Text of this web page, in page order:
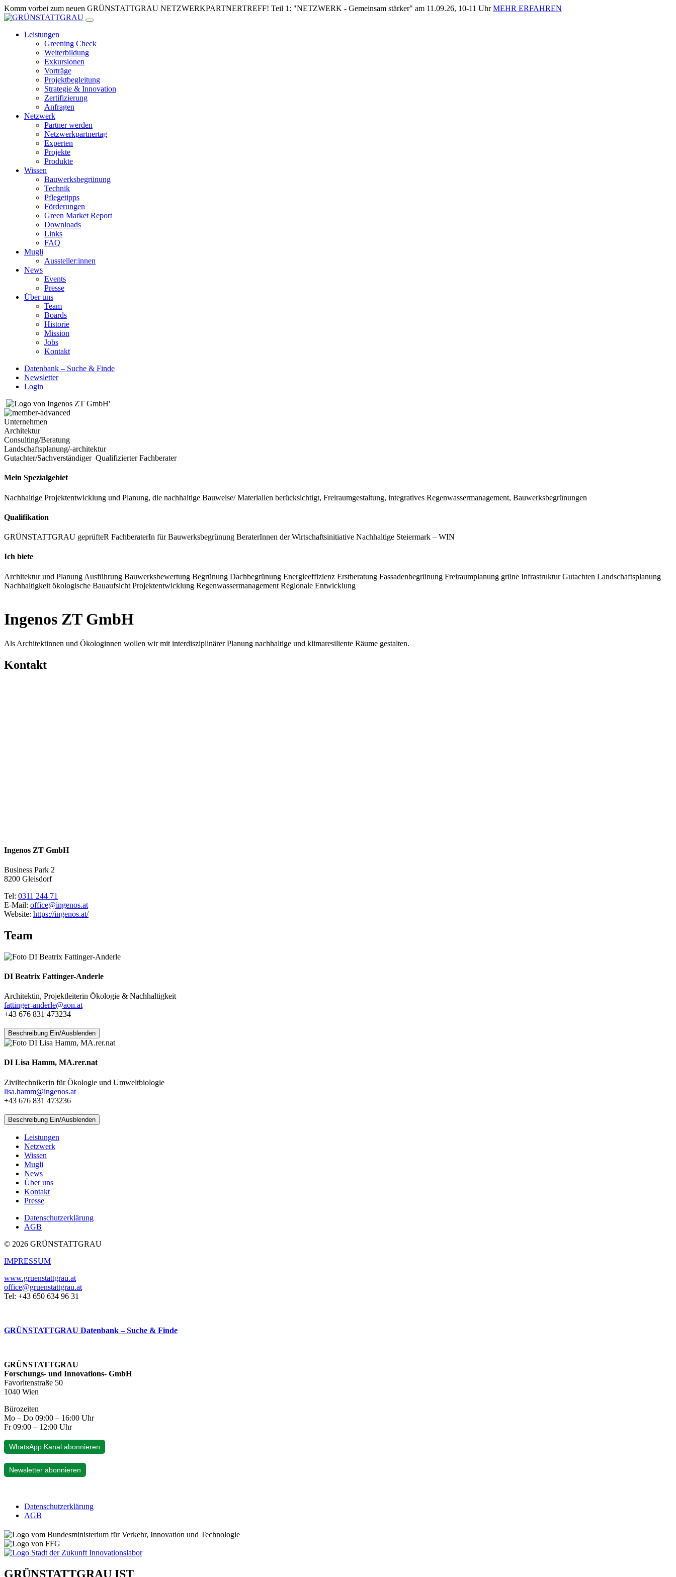
Zum
Inhalt
Komm vorbei zum neuen GRÜNSTATTGRAU NETZWERKPARTNERTREFF! Teil 1: "NETZWERK - Gemeinsam stärker" am 11.09.26, 10-11 UhrMEHR ERFAHREN
Leistungen
Greening Check
Weiterbildung
Exkursionen
Vorträge
Projektbegleitung
Strategie & Innovation
Zertifizierung
Anfragen
Netzwerk
Partner werden
Netzwerkpartnertag
Experten
Projekte
Produkte
Wissen
Bauwerksbegrünung
Technik
Pflegetipps
Förderungen
Green Market Report
Downloads
Links
FAQ
Mugli
Aussteller:innen
News
Events
Presse
Über uns
Team
Boards
Historie
Mission
Jobs
Kontakt
Datenbank – Suche & Finde
Newsletter
Login
Unternehmen
Architektur
Consulting/Beratung
Landschaftsplanung/-architektur
Gutachter/Sachverständiger Qualifizierter Fachberater
Mein Spezialgebiet
Nachhaltige Projektentwicklung und Planung, die nachhaltige Bauweise/ Materialien berücksichtigt, Freiraumgestaltung, integratives Regenwassermanagement, Bauwerksbegrünungen
Qualifikation
GRÜNSTATTGRAU geprüfteR FachberaterIn für Bauwerksbegrünung BeraterInnen der Wirtschaftsinitiative Nachhaltige Steiermark – WIN
Ich biete
Architektur und Planung Ausführung Bauwerksbewertung Begrünung Dachbegrünung Energieeffizienz Erstberatung Fassadenbegrünung Freiraumplanung grüne Infrastruktur Gutachten Landschaftsplanung
Nachhaltigkeit ökologische Bauaufsicht Projektentwicklung Regenwassermanagement Regionale Entwicklung
Ingenos ZT GmbH
Als Architektinnen und Ökologinnen wollen wir mit interdisziplinärer Planung nachhaltige und klimaresiliente Räume gestalten.
Kontakt
Ingenos ZT GmbH
Business Park 2
8200 Gleisdorf
Tel: 0311 244 71
E-Mail: office@ingenos.at
Website: https://ingenos.at/
Team
DI Beatrix Fattinger-Anderle
Architektin, Projektleiterin Ökologie & Nachhaltigkeit
fattinger-anderle@aon.at
+43 676 831 473234
Beschreibung Ein/Ausblenden
DI Lisa Hamm, MA.rer.nat
Ziviltechnikerin für Ökologie und Umweltbiologie
lisa.hamm@ingenos.at
+43 676 831 473236
Beschreibung Ein/Ausblenden
Leistungen
Netzwerk
Wissen
Mugli
News
Über uns
Kontakt
Presse
Datenschutzerklärung
AGB
© 2026 GRÜNSTATTGRAU
IMPRESSUM
www.gruenstattgrau.at
office@gruenstattgrau.at
Tel: +43 650 634 96 31
GRÜNSTATTGRAU Datenbank – Suche & Finde
GRÜNSTATTGRAU
Forschungs- und Innovations- GmbH
Favoritenstraße 50
1040 Wien
Bürozeiten
Mo – Do 09:00 – 16:00 Uhr
Fr 09:00 – 12:00 Uhr
WhatsApp Kanal abonnieren
Newsletter abonnieren
Datenschutzerklärung
AGB
GRÜNSTATTGRAU IST